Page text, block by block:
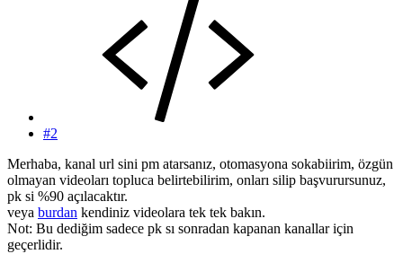
#2
Merhaba, kanal url sini pm atarsanız, otomasyona sokabiirim, özgün
olmayan videoları topluca belirtebilirim, onları silip başvurursunuz,
pk si %90 açılacaktır.
veya burdan kendiniz videolara tek tek bakın.
Not: Bu dediğim sadece pk sı sonradan kapanan kanallar için
geçerlidir.